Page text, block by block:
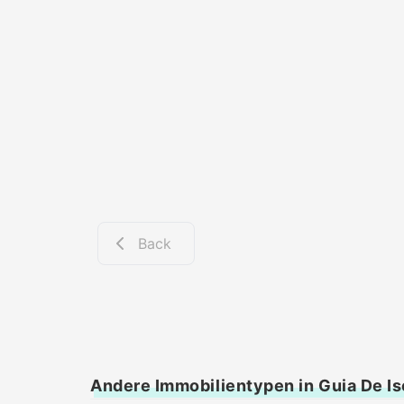
Back
Andere Immobilientypen in Guia De